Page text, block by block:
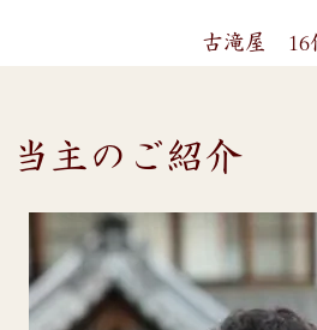
古滝屋
当主のご紹介